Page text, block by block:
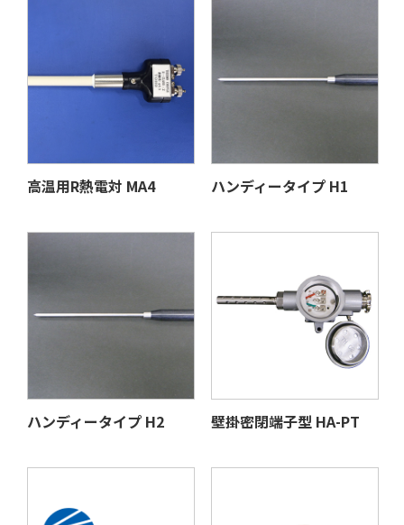
高温用R熱電対 MA4 ハンディータイプ H1
ハンディータイプ H2 壁掛密閉端子型 HA-PT